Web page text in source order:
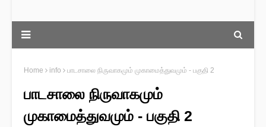
Home info பாடசாலை நிருவாகமும் முகாமைத்துவமும் - பகுதி 2
பாடசாலை நிருவாகமும்
முகாமைத்துவமும் - பகுதி 2